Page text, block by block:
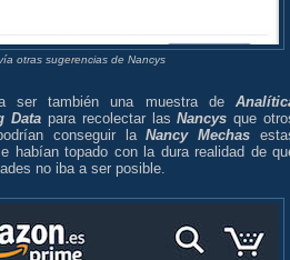
otras sugerencias de Nancys
ser también una muestra de
Data para recolectar lasNancys que
conseguir laNancy Mechas
habían topado con la dura realidad de
no iba a ser posible.